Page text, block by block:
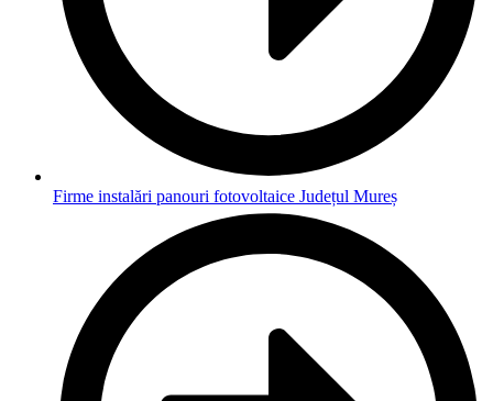
Firme instalări panouri fotovoltaice Județul Mureș